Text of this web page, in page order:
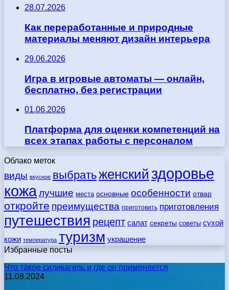
28.07.2026
Как переработанные и природные
материалы меняют дизайн интерьера
29.06.2026
Игра в игровые автоматы — онлайн,
бесплатно, без регистрации
01.06.2026
Платформа для оценки компетенций на
всех этапах работы с персоналом
Облако меток
виды вкусное выбратьженский здоровье
кожалучшие места основные особенности отвар
откройте преимущества приготовить приготовления
путешествия рецепт салат секреты советы сухой
кожи температура туризм украшение
Избранные посты
Что такое силикагель и где он применяется
11.08.2024